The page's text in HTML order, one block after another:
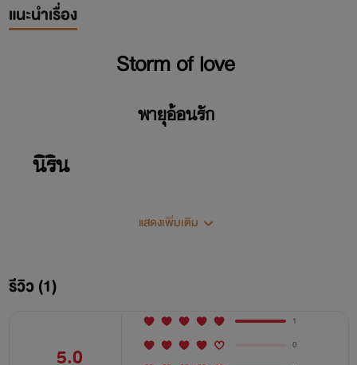
แนะนำเรื่อง
Storm of love
พายุอ้อนรัก
นิริน
“กับพายุไปถึงไหนแล้ว คบกันหรือยัง”
“ถ้างันก็แปลว่า ถ้าพายุโสดแกก็จะคบกับพายุใช่ไหมชะนี”
แสดงเพิ่มเติม
รีวิว (1)
5.0
1
0